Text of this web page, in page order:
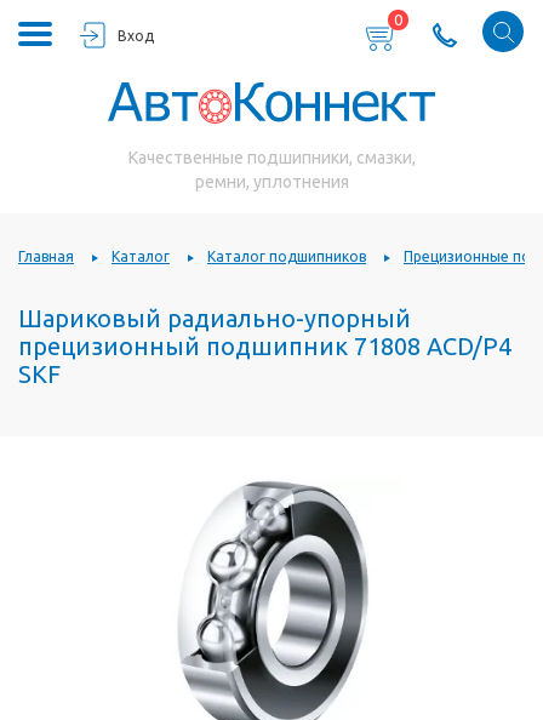
Вход
0
Качественные подшипники, смазки,
ремни, уплотнения
Главная Каталог Каталог подшипников Прецизионные
Шариковый радиально-упорный
прецизионный подшипник 71808 ACD/P4
SKF